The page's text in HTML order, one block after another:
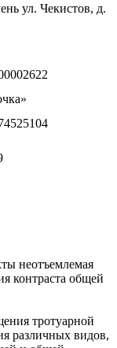
ул. Чекистов, д.
неотъемлемая
контраста общей
тротуарной
различных видов,